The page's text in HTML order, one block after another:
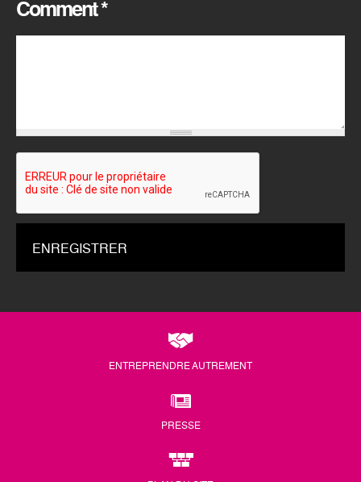
Comment*
ENTREPRENDRE AUTREMENT
PRESSE